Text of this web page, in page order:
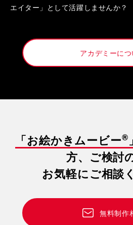
エイター」として活躍しませんか？
アカデミーに
「お絵かきムービー® 」
方、ご検討
お気軽にご相談
無料制作